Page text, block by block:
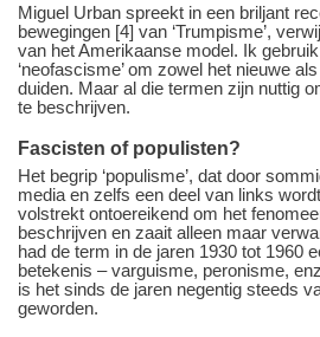
Miguel Urban spreekt in een briljant
bewegingen [4] van ‘Trumpisme’,
van het Amerikaanse model. Ik
‘neofascisme’ om zowel het nieuwe
duiden. Maar al die termen zijn nuttig
te beschrijven.
Fascisten of populisten?
Het begrip ‘populisme’, dat door
media en zelfs een deel van links
volstrekt ontoereikend om het
beschrijven en zaait alleen maar
had de term in de jaren 1930 tot 1960
betekenis – varguisme, peronisme,
is het sinds de jaren negentig steeds
geworden.